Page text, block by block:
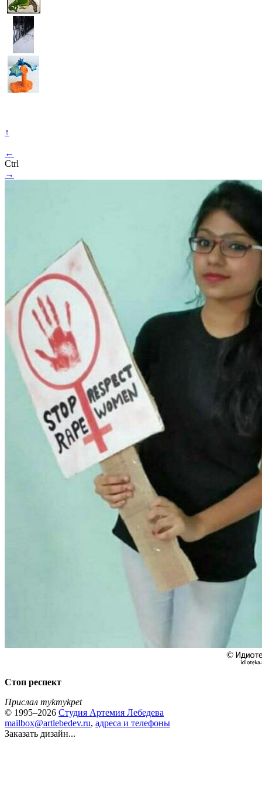
↑
←
Ctrl
→
Стоп респект
Прислал mykmykpet
© 1995–2026 Студия Артемия Лебедева
mailbox@artlebedev.ru, адреса и телефоны
Заказать дизайн...